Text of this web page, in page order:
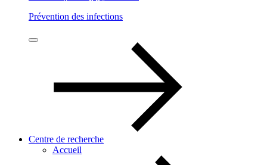
Prévention des infections
Centre de recherche
Accueil